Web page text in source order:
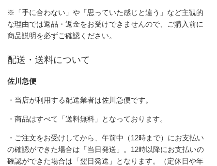
※「手に合わない」や「思っていた感じと違う」など主観的
な理由では返品・返金をお受けできませんので、ご購入前に
商品説明を必ずご確認ください。
配送・送料について
佐川急便
・当店が利用する配送業者は佐川急便です。
・商品はすべて「送料無料」となっております。
・ご注文をお受けしてから、午前中（12時まで）にお支払い
の確認ができた場合は「当日発送」。12時以降にお支払いの
確認ができた場合は「翌日発送」となります。（定休日や年